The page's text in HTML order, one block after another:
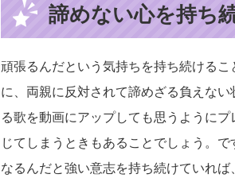
諦めない心を持ち
頑張るんだという気持ちを持ち続ける
に、両親に反対されて諦めざる負えな
る歌を動画にアップしても思うように
じてしまうときもあることでしょう。
なるんだと強い意志を持ち続けていれ